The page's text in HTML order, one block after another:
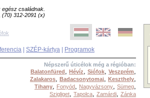
családnak.
(70) 312-2091 (x)
SZÉP-kártya Programok
Népszerű úticélok még a régióban:
Balatonfüred, Hévíz, Siófok, Veszprém,
Zalakaros, Badacsonytomaj, Keszthely,
Tihany, Fonyód, Nagyvázsony, Sümeg,
Szigliget, Tapolca, Zamárdi, Zánka